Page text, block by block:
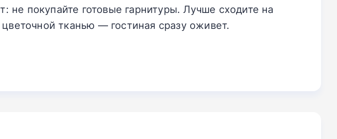
не покупайте готовые гарнитуры. Лучше сходите на
тканью — гостиная сразу оживет.